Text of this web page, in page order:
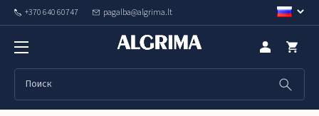
+370 640 60747 pagalba@algrima.lt